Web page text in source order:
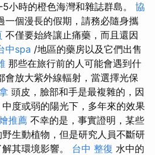
小時的橙色海灣和雜誌群島。 協
一個漫長的假期，請務必隨身攜
不僅要始終讓止痛藥，而且還因
中spa /地區的藥房以及它們出售
那些在旅行前的人可能會遇到什
會放大紫外線輻射，當選擇光保
頭皮，臉部和手是最複雜的，因
度或弱的陽光下，多年來的效果
推薦 不幸的是，事實證明，某些
生動植物，但是研究人員不斷研
其環境影響。 台中 整復 水中的